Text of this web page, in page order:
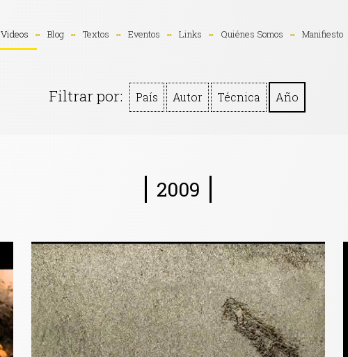
Videos Blog Textos Eventos Links Quiénes Somos Manifiesto
Filtrar por: País Autor Técnica Año
2009